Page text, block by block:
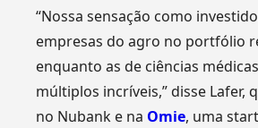
“Nossa sensação como
empresas do agro no portfólio
enquanto as de ciências
múltiplos incríveis,” disse Lafer,
no Nubank e na Omie, uma